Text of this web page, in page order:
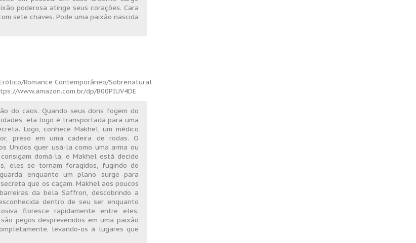
poderosa atinge seus corações. Cara
sete chaves. Pode uma paixão nascida
Romance Contemporâneo/Sobrenatural
www.amazon.com.br/dp/B00PIUV4DE
do caos. Quando seus dons fogem do
ela logo é transportada para uma
Logo, conhece Makhel, um médico
preso em uma cadeira de rodas. O
Unidos quer usá-la como uma arma ou
domá-la, e Makhel está decido
eles se tornam foragidos, fugindo do
enquanto um plano surge para
que os caçam. Makhel aos poucos
da bela Saffron, descobrindo a
dentro de seu ser enquanto
floresce rapidamente entre eles.
pegos desprevenidos em uma paixão
levando-os à lugares que